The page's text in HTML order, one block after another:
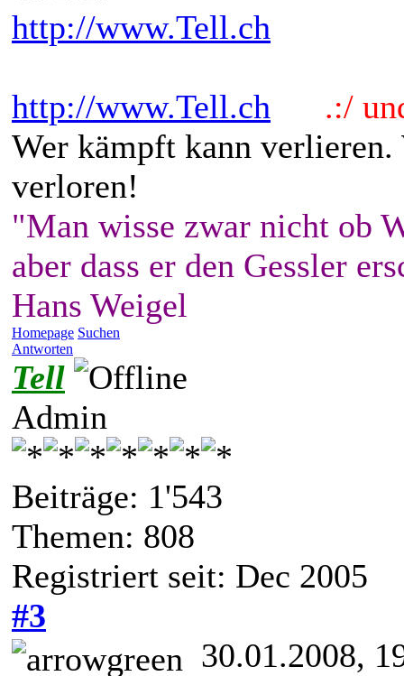
http://www.Tell.ch
http://www.Tell.ch
.:/
Wer kämpft kann
verloren!
"Man wisse zwar nicht ob
aber dass er den Gessler
Hans Weigel
Homepage Suchen
Antworten
Tell
Admin
Beiträge: 1'543
Themen: 808
Registriert seit: Dec 2005
#3
30.01.2008,